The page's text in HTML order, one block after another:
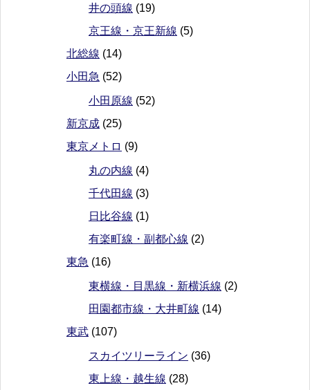
井の頭線 (19)
京王線・京王新線 (5)
北総線 (14)
小田急 (52)
小田原線 (52)
新京成 (25)
東京メトロ (9)
丸の内線 (4)
千代田線 (3)
日比谷線 (1)
有楽町線・副都心線 (2)
東急 (16)
東横線・目黒線・新横浜線 (2)
田園都市線・大井町線 (14)
東武 (107)
スカイツリーライン (36)
東上線・越生線 (28)